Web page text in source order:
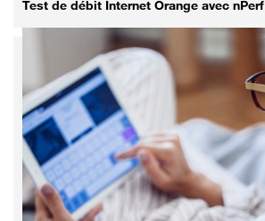
Test de débit Internet Orange avec nPerf